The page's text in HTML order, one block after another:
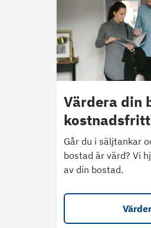
Värdera din
Går du i säljtankar
bostad är värd? Vi
av din bostad.